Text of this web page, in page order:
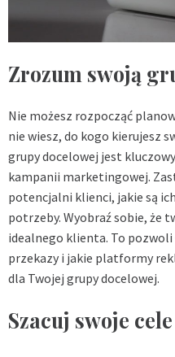
Zrozum swoją
Nie możesz rozpocząć
nie wiesz, do kogo kierujesz
grupy docelowej jest
kampanii marketingowej.
potencjalni klienci, jakie są
potrzeby. Wyobraź sobie, że
idealnego klienta. To
przekazy i jakie platformy
dla Twojej grupy docelowej.
Szacuj swoje